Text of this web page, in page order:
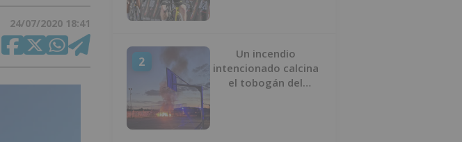
24/07/2020 18:41
2
Un incendio
intencionado calcina
el tobogán del